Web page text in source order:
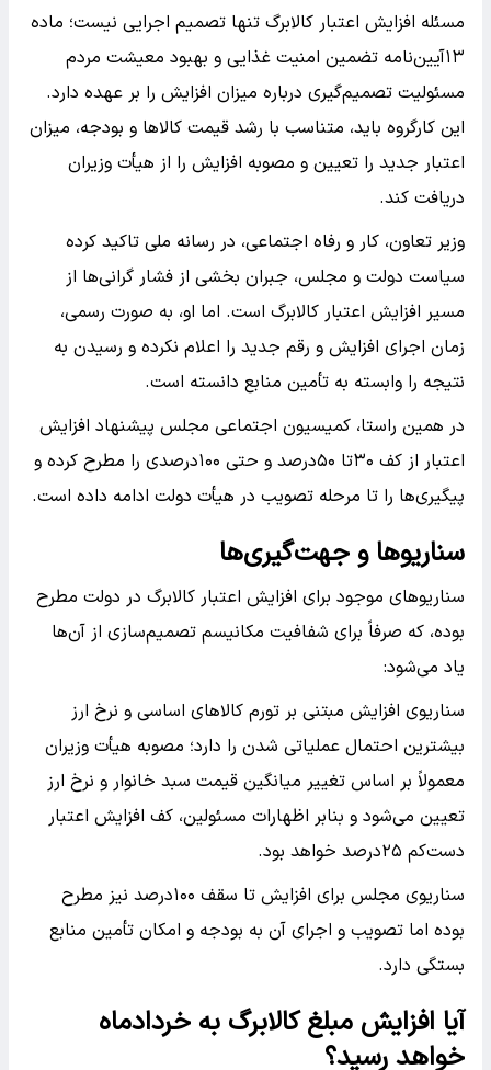
مسئله افزایش اعتبار کالابرگ تنها تصمیم اجرایی نیست؛ ماده
۱۳آیین‌نامه تضمین امنیت غذایی و بهبود معیشت مردم
مسئولیت تصمیم‌گیری درباره میزان افزایش را بر عهده دارد.
این کارگروه باید، متناسب با رشد قیمت کالاها و بودجه، میزان
اعتبار جدید را تعیین و مصوبه افزایش را از هیأت وزیران
دریافت کند.
وزیر تعاون، کار و رفاه اجتماعی، در رسانه ملی تاکید کرده
سیاست دولت و مجلس، جبران بخشی از فشار گرانی‌ها از
مسیر افزایش اعتبار کالابرگ است. اما او، به صورت رسمی،
زمان اجرای افزایش و رقم جدید را اعلام نکرده و رسیدن به
نتیجه را وابسته به تأمین منابع دانسته است.
در همین راستا، کمیسیون اجتماعی مجلس پیشنهاد افزایش
اعتبار از کف ۳۰تا ۵۰درصد و حتی ۱۰۰درصدی را مطرح کرده و
پیگیری‌ها را تا مرحله تصویب در هیأت دولت ادامه داده است.
سناریوها و جهت‌گیری‌ها
سناریوهای موجود برای افزایش اعتبار کالابرگ در دولت مطرح
بوده، که صرفاً برای شفافیت مکانیسم تصمیم‌سازی از آن‌ها
یاد می‌شود:
سناریوی افزایش مبتنی بر تورم کالاهای اساسی و نرخ ارز
بیشترین احتمال عملیاتی شدن را دارد؛ مصوبه هیأت وزیران
معمولاً بر اساس تغییر میانگین قیمت سبد خانوار و نرخ ارز
تعیین می‌شود و بنابر اظهارات مسئولین، کف افزایش اعتبار
دست‌کم ۲۵درصد خواهد بود.
سناریوی مجلس برای افزایش تا سقف ۱۰۰درصد نیز مطرح
بوده اما تصویب و اجرای آن به بودجه و امکان تأمین منابع
بستگی دارد.
آیا افزایش مبلغ کالابرگ به خردادماه
خواهد رسید؟